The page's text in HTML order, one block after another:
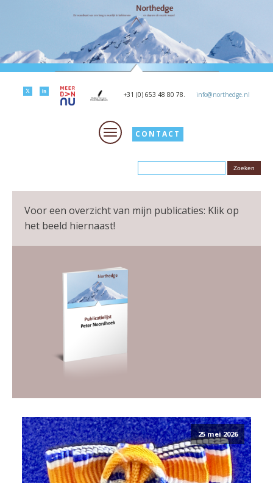
+31 (0) 653 48 80 78. info@northedge.nl
CONTACT
Voor een overzicht van mijn publicaties: Klik op
het beeld hiernaast!
25 mei 2026